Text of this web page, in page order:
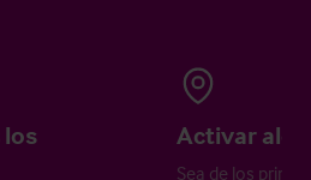
los
Activar
Sea de los